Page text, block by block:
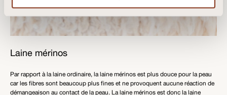
Laine mérinos
Par rapport à la laine ordinaire, la laine mérinos est plus douce pour la peau
car les fibres sont beaucoup plus fines et ne provoquent aucune réaction de
démangeaison au contact de la peau. La laine mérinos est donc la laine